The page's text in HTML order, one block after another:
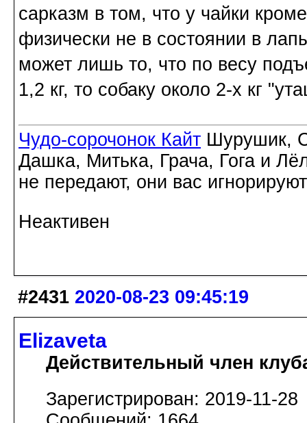
сарказм в том, что у чайки
физически не в состоянии в
может лишь то, что по весу
1,2 кг, то собаку около 2-х кг
Чудо-сорочонок Кайт Шурушик,
Дашка, Митька, Грача, Гога и
не передают, они вас игнорируют
Неактивен
#2431 2020-08-23 09:45:19
Elizaveta
Действительный член
Зарегистрирован: 2019-11-28